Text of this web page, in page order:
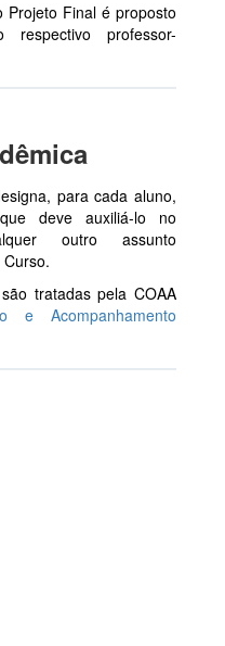
Final é proposto
professor-
para cada aluno,
deve auxiliá-lo no
outro assunto
tratadas pela COAA
e Acompanhamento